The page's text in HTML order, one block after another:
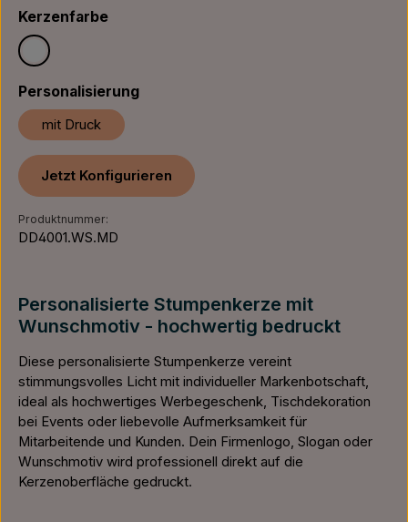
Kerzenfarbeauswählen
Weiß
Personalisierungauswählen
mit Druck
Jetzt Konfigurieren
Produktnummer:
DD4001.WS.MD
Personalisierte Stumpenkerze mit
Wunschmotiv - hochwertig bedruckt
Diese personalisierte Stumpenkerze vereint
stimmungsvolles Licht mit individueller Markenbotschaft,
ideal als hochwertiges Werbegeschenk, Tischdekoration
bei Events oder liebevolle Aufmerksamkeit für
Mitarbeitende und Kunden. Dein Firmenlogo, Slogan oder
Wunschmotiv wird professionell direkt auf die
Kerzenoberfläche gedruckt.